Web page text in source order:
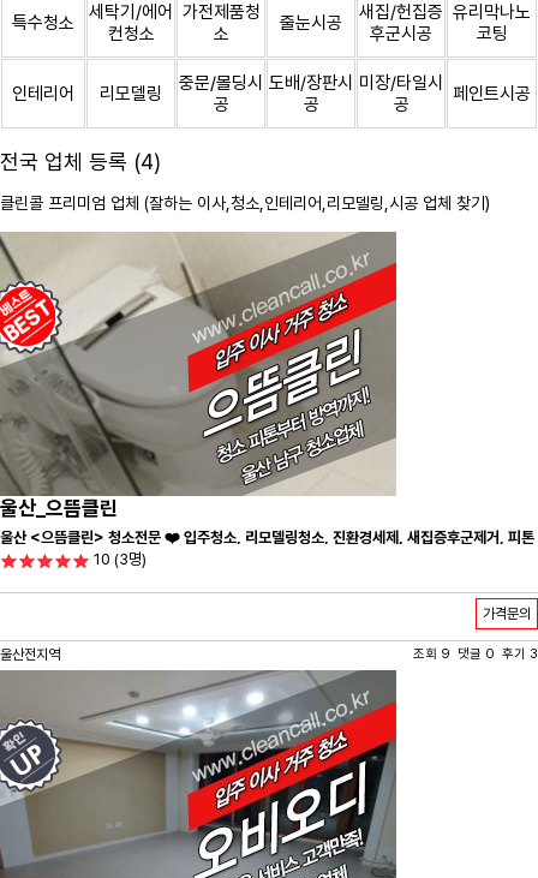
특수청소
세탁기/에어
컨청소
가전제품청
소
줄눈시공
새집/헌집증
후군시공
유리막나노
코팅
인테리어 리모델링
중문/몰딩시
공
도배/장판시
공
미장/타일시
공
페인트시공
전국 업체 등록 (4)
클린콜 프리미엄 업체 (잘하는 이사, 청소 ,인테리어,리모델링,시공 업체 찾기)
울산_으뜸클린
울산 <으뜸클린> 청소전문 ❤️ 입주청소, 리모델링청소, 진환경세제, 새집증후군제거, 피톤
치드시공 전문 청소 업체 ❤️
10 (3명)
가격문의
울산전지역 조회 9 댓글 0 후기 3